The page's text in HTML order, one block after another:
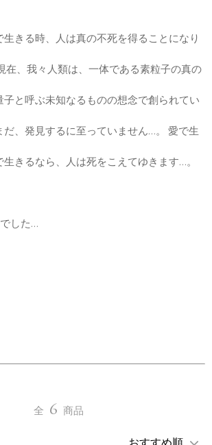
生きる時、人は真の不死を得ることになり
在、我々人類は、一体である素粒子の真の
と呼ぶ未知なるものの想念で創られてい
だ、発見するに至っていません…。 愛で生
きるなら、人は死をこえてゆきます…。
した…
全 6 商品